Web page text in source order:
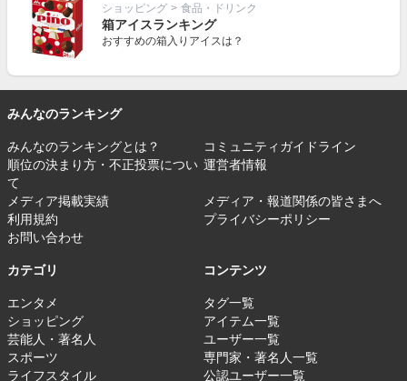
ショッピング > 食品・ドリンク
箱アイスランキング
おすすめの箱入りアイスは？
みんなのランキング
みんなのランキングとは？
コミュニティガイドライン
順位の決まり方・不正投票につい
て
運営者情報
メディア掲載実績
メディア・報道関係の皆さまへ
利用規約
プライバシーポリシー
お問い合わせ
カテゴリ
エンタメ
ショッピング
芸能人・著名人
スポーツ
ライフスタイル
コンテンツ
タグ一覧
アイテム一覧
ユーザー一覧
専門家・著名人一覧
公認ユーザー一覧